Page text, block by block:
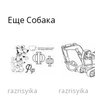
Еще Собака
razrisyika razrisyika